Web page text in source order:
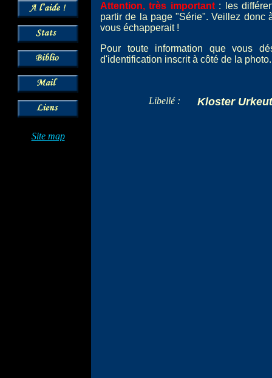
Site map
Attention, très important: les
partir de la page "Série". Veillez donc
vous échapperait !
Pour toute information que vous
d'identification inscrit à côté de la photo.
Libellé : Kloster Urkeut